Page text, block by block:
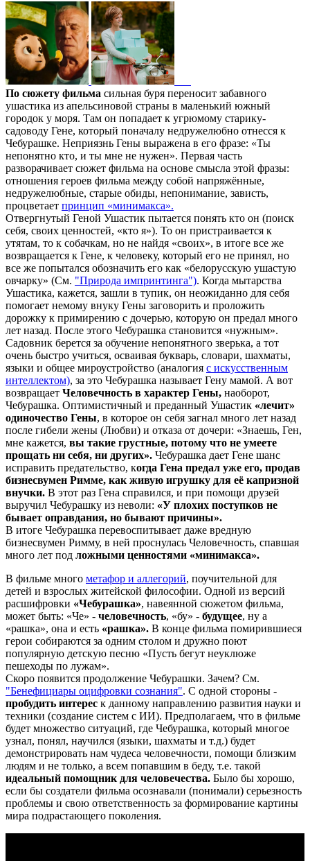
По сюжету фильма сильная буря переносит забавного
ушастика из апельсиновой страны в маленький южный
городок у моря. Там он попадает к угрюмому старику-
садоводу Гене, который поначалу недружелюбно отнесся к
Чебурашке. Неприязнь Гены выражена в его фразе: «Ты
непонятно кто, и ты мне не нужен». Первая часть
разворачивает сюжет фильма на основе смысла этой фразы:
отношения героев фильма между собой напряжённые,
недружелюбные, старые обиды, непонимание, зависть,
процветает принцип «минимакса».
Отвергнутый Геной Ушастик пытается понять кто он (поиск
себя, своих ценностей, «кто я»). То он пристраивается к
утятам, то к собачкам, но не найдя «своих», в итоге все же
возвращается к Гене, к человеку, который его не принял, но
все же попытался обозначить его как «белорусскую ушастую
овчарку» (См. "Природа импринтинга"). Когда мытарства
Ушастика, кажется, зашли в тупик, он неожиданно для себя
помогает немому внуку Гены заговорить и проложить
дорожку к примирению с дочерью, которую он предал много
лет назад. После этого Чебурашка становится «нужным».
Садовник берется за обучение непонятного зверька, а тот
очень быстро учиться, осваивая букварь, словари, шахматы,
языки и общее мироустройство (аналогия с искусственным
интеллектом), за это Чебурашка называет Гену мамой. А вот
возвращает Человечность в характер Гены, наоборот,
Чебурашка. Оптимистичный и преданный Ушастик «лечит»
одиночество Гены, в которое он себя загнал много лет назад
после гибели жены (Любви) и отказа от дочери: «Знаешь, Ген,
мне кажется, вы такие грустные, потому что не умеете
прощать ни себя, ни других». Чебурашка дает Гене шанс
исправить предательство, когда Гена предал уже его, продав
бизнесвумен Римме, как живую игрушку для её капризной
внучки. В этот раз Гена справился, и при помощи друзей
выручил Чебурашку из неволи: «У плохих поступков не
бывает оправдания, но бывают причины».
В итоге Чебурашка перевоспитывает даже вредную
бизнесвумен Римму, в ней проснулась Человечность, спавшая
много лет под ложными ценностями «минимакса».
В фильме много метафор и аллегорий, поучительной для
детей и взрослых житейской философии. Одной из версий
расшифровки «Чебурашка», навеянной сюжетом фильма,
может быть: «Че» - человечность, «бу» - будущее, ну а
«рашка», она и есть «рашка». В конце фильма помирившиеся
герои собираются за одним столом и дружно поют
популярную детскую песню «Пусть бегут неуклюже
пешеходы по лужам».
Скоро появится продолжение Чебурашки. Зачем? См.
"Бенефициары оцифровки сознания". С одной стороны -
пробудить интерес к данному направлению развития науки и
техники (создание систем с ИИ). Предполагаем, что в фильме
будет множество ситуаций, где Чебурашка, который многое
узнал, понял, научился (языки, шахматы и т.д.) будет
демонстрировать нам чудеса человечности, помощи близким
людям и не только, а всем попавшим в беду, т.е. такой
идеальный помощник для человечества. Было бы хорошо,
если бы создатели фильма осознавали (понимали) серьезность
проблемы и свою ответственность за формирование картины
мира подрастающего поколения.